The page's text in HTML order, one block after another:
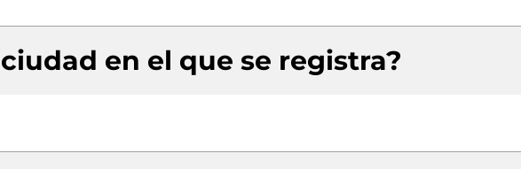
en el que se registra?